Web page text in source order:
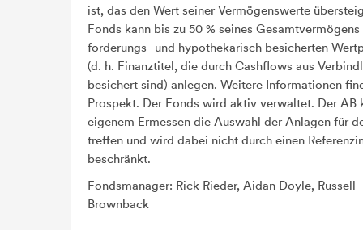
ist, das den Wert seiner Vermögenswerte
Fonds kann bis zu 50 % seines Gesamtvermögens
forderungs- und hypothekarisch besicherten
(d. h. Finanztitel, die durch Cashflows aus
besichert sind) anlegen. Weitere Informationen
Prospekt. Der Fonds wird aktiv verwaltet. Der AB
eigenem Ermessen die Auswahl der Anlagen für
treffen und wird dabei nicht durch einen
beschränkt.
Fondsmanager: Rick Rieder, Aidan Doyle, Russell
Brownback